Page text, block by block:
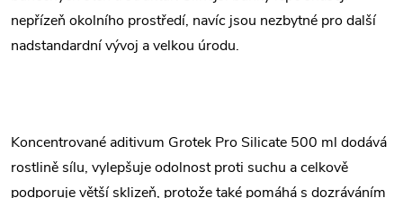
nepřízeň okolního prostředí, navíc jsou nezbytné pro další
nadstandardní vývoj a velkou úrodu.
Koncentrované aditivum Grotek Pro Silicate 500 ml dodává
rostlině sílu, vylepšuje odolnost proti suchu a celkově
podporuje větší sklizeň, protože také pomáhá s dozráváním